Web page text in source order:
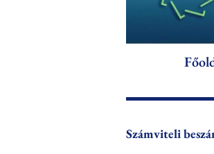
Számviteli